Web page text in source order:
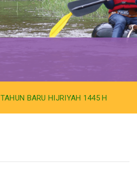
TAHUN BARU HIJRIYAH 1445 H